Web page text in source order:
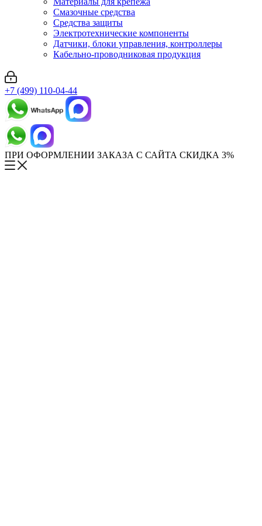
Смазочные средства
Средства защиты
Электротехнические компоненты
Датчики, блоки управления, контроллеры
Кабельно-проводниковая продукция
+7 (499) 110-04-44
ПРИ ОФОРМЛЕНИИ ЗАКАЗА С САЙТА СКИДКА 3%